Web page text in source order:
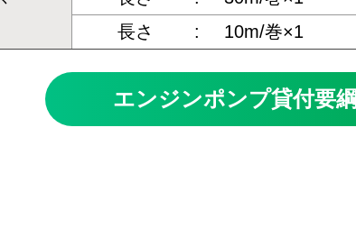
長さ
: 10m/巻×1
エンジンポンプ貸付要綱